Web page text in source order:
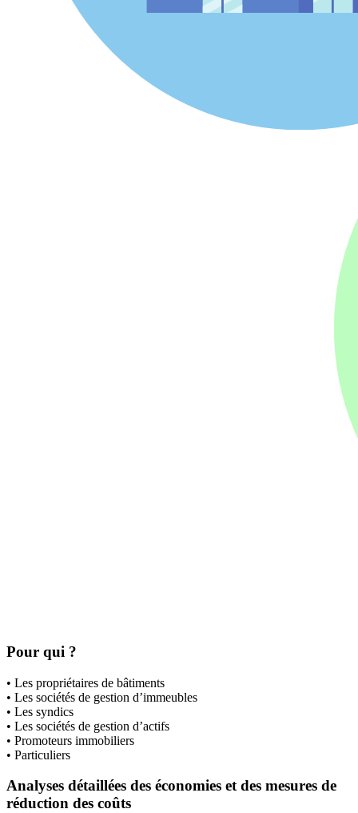
Pour qui ?
• Les propriétaires de bâtiments
• Les sociétés de gestion d’immeubles
• Les syndics
• Les sociétés de gestion d’actifs
• Promoteurs immobiliers
• Particuliers
Analyses détaillées des économies et des mesures de
réduction des coûts